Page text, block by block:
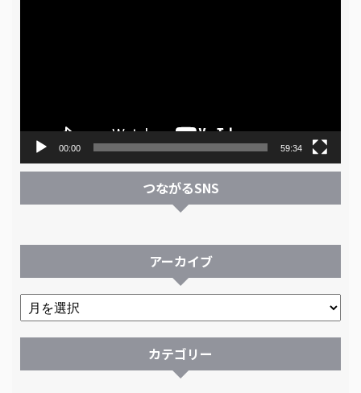
00:00 59:34
つながるSNS
アーカイブ
カテゴリー